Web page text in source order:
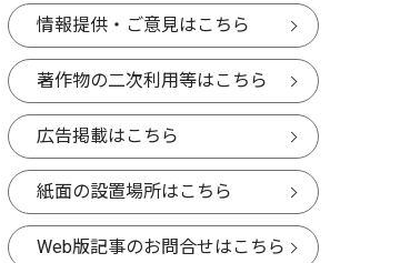
社会
神奈川区 2025.08.22
情報提供・ご意見はこちら
著作物の二次利用等はこちら
広告掲載はこちら
紙面の設置場所はこちら
Web版記事のお問合せはこちら